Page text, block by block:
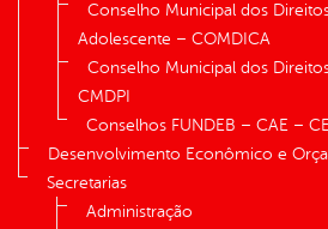
Conselho Municipal dos
Adolescente – COMDICA
Conselho Municipal dos
CMDPI
Conselhos FUNDEB – CAE –
Desenvolvimento Econômico e
Secretarias
Administração